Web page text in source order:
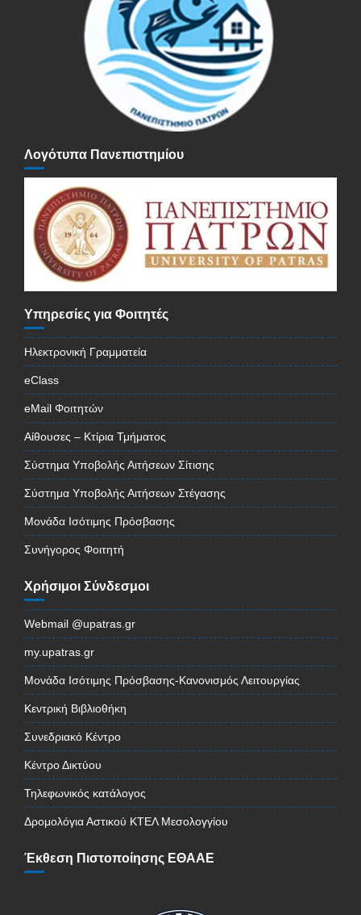
Λογότυπα Πανεπιστημίου
Υπηρεσίες για Φοιτητές
Ηλεκτρονική Γραμματεία
eClass
eMail Φοιτητών
Αίθουσες – Κτίρια Τμήματος
Σύστημα Υποβολής Αιτήσεων Σίτισης
Σύστημα Υποβολής Αιτήσεων Στέγασης
Μονάδα Ισότιμης Πρόσβασης
Συνήγορος Φοιτητή
Χρήσιμοι Σύνδεσμοι
Webmail @upatras.gr
my.upatras.gr
Μονάδα Ισότιμης Πρόσβασης-Κανονισμός Λειτουργίας
Κεντρική Βιβλιοθήκη
Συνεδριακό Κέντρο
Κέντρο Δικτύου
Τηλεφωνικός κατάλογος
Δρομολόγια Αστικού ΚΤΕΛ Μεσολογγίου
Έκθεση Πιστοποίησης ΕΘΑΑΕ